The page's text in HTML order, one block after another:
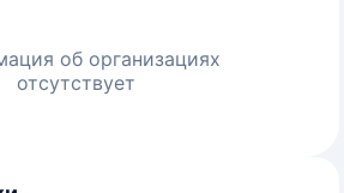
об организациях
отсутствует